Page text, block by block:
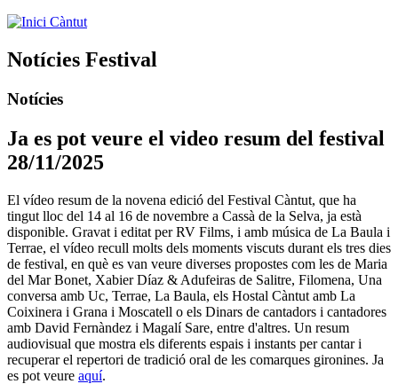
Càntut
Notícies Festival
Notícies
Ja es pot veure el video resum del festival
28/11/2025
El vídeo resum de la novena edició del Festival Càntut, que ha
tingut lloc del 14 al 16 de novembre a Cassà de la Selva, ja està
disponible. Gravat i editat per RV Films, i amb música de La Baula i
Terrae, el vídeo recull molts dels moments viscuts durant els tres dies
de festival, en què es van veure diverses propostes com les de Maria
del Mar Bonet, Xabier Díaz & Adufeiras de Salitre, Filomena, Una
conversa amb Uc, Terrae, La Baula, els Hostal Càntut amb La
Coixinera i Grana i Moscatell o els Dinars de cantadors i cantadores
amb David Fernàndez i Magalí Sare, entre d'altres. Un resum
audiovisual que mostra els diferents espais i instants per cantar i
recuperar el repertori de tradició oral de les comarques gironines. Ja
es pot veure aquí.